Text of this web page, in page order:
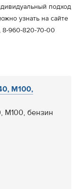
подход
узнать на сайте
8-960-820-70-00
М100,
М100, бензин